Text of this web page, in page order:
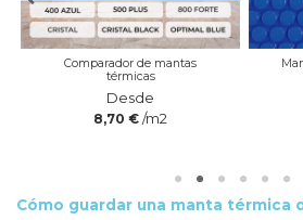
Comparador de mantas
térmicas
Desde
8,70 € /m2
Cómo guardar una manta térmica